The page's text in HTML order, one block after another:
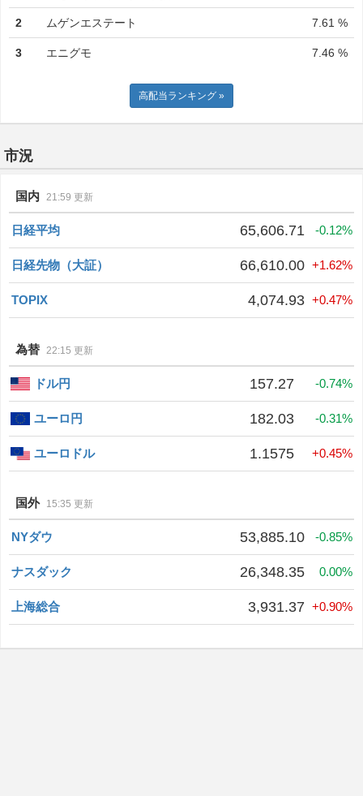
2 ムゲンエステート 7.61 %
3 エニグモ 7.46 %
高配当ランキング »
市況
国内 21:59 更新
日経平均 65,606.71 -0.12%
日経先物（大証） 66,610.00 +1.62%
TOPIX 4,074.93 +0.47%
為替 22:15 更新
ドル円 157.27 -0.74%
ユーロ円 182.03 -0.31%
ユーロドル 1.1575 +0.45%
国外 15:35 更新
NYダウ 53,885.10 -0.85%
ナスダック 26,348.35 0.00%
上海総合 3,931.37 +0.90%